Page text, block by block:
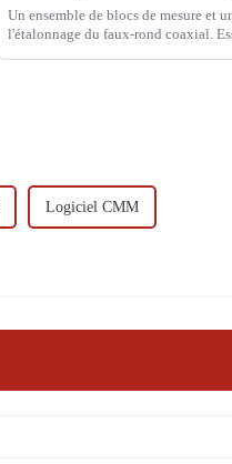
Un ensemble de blocs de mesure et
l'étalonnage du faux-rond coaxial.
Logiciel CMM